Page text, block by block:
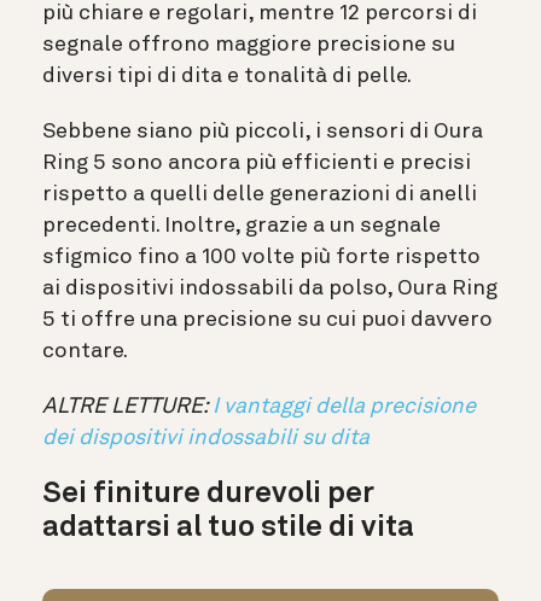
più chiare e regolari, mentre 12 percorsi di
segnale offrono maggiore precisione su
diversi tipi di dita e tonalità di pelle.
Sebbene siano più piccoli, i sensori di Oura
Ring 5 sono ancora più efficienti e precisi
rispetto a quelli delle generazioni di anelli
precedenti.
Inoltre, grazie a un segnale
sfigmico fino a 100 volte più forte rispetto
ai dispositivi indossabili da polso, Oura Ring
5 ti offre una precisione su cui puoi davvero
contare.
ALTRE LETTURE: I vantaggi della precisione
dei dispositivi indossabili su dita
Sei finiture durevoli per
adattarsi al tuo stile di vita